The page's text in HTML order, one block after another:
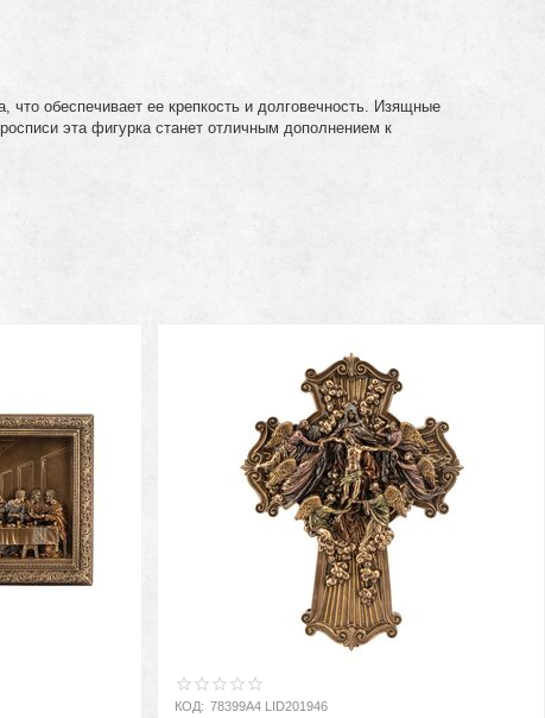
обеспечивает ее крепкость и долговечность. Изящные
эта фигурка станет отличным дополнением к
КОД: 78399A4 LID201946